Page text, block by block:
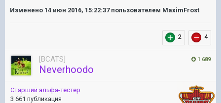
Изменено 14 июн 2016, 15:22:37пользователем MaximFrost
2 4
1 689
[BCATS]
Neverhoodo
Старший альфа-тестер
3 661 публикация